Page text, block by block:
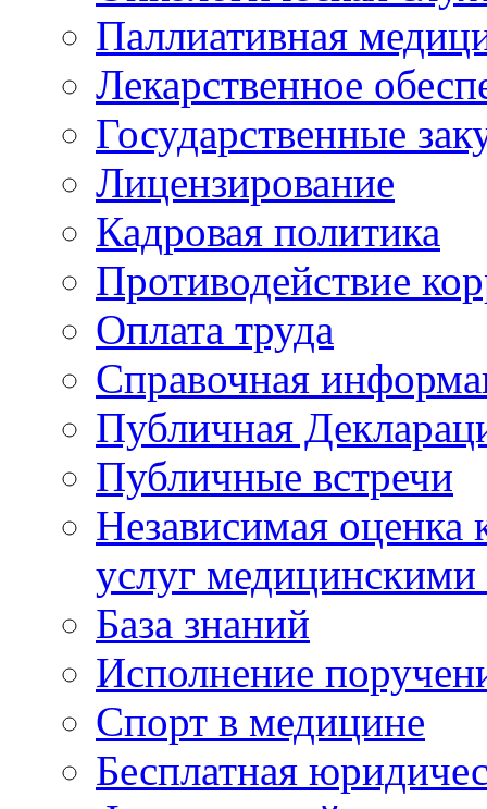
Паллиативная
Лекарственное
Государственные
Лицензирование
Кадровая политика
Противодействие
Оплата труда
Справочная
Публичная
Публичные встречи
Независимая оценка
услуг
База знаний
Исполнение
Спорт в медицине
Бесплатная